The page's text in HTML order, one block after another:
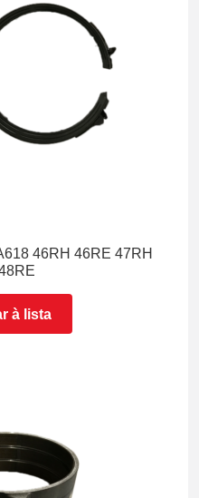
46RH 46RE 47RH
à lista